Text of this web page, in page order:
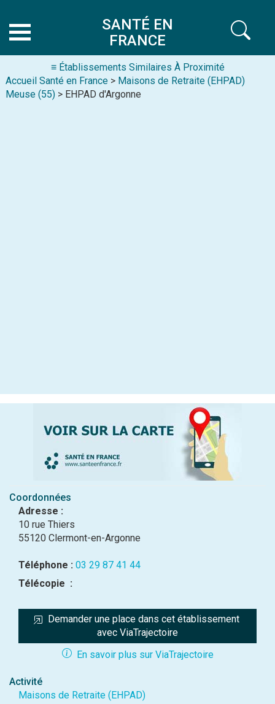
SANTÉ EN
FRANCE
≡ Établissements Similaires À Proximité
Accueil Santé en France > Maisons de Retraite (EHPAD)
Meuse (55) > EHPAD d'Argonne
Coordonnées
Adresse :
10 rue Thiers
55120 Clermont-en-Argonne
Téléphone : 03 29 87 41 44
Télécopie :
Demander une place dans cet établissement
avec ViaTrajectoire
En savoir plus sur ViaTrajectoire
Activité
Maisons de Retraite (EHPAD)